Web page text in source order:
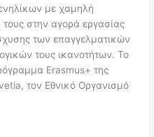
με χαμηλή
τους στην αγορά εργασίας
των επαγγελματικών
τους ικανοτήτων. Το
Erasmus+ της
τον Εθνικό Οργανισμό